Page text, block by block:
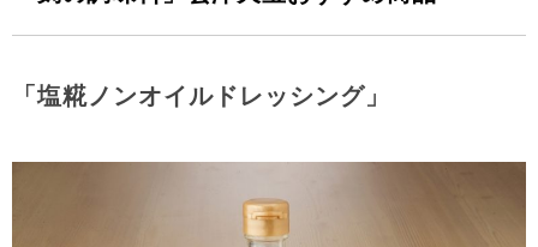
「塩糀ノンオイルドレッシング 」